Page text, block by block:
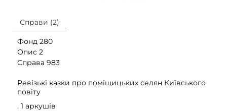
Справи (2)
Фонд 280
Опис 2
Справа 983
Ревізькі казки про поміщицьких селян Київського
повіту
, 1 аркушів